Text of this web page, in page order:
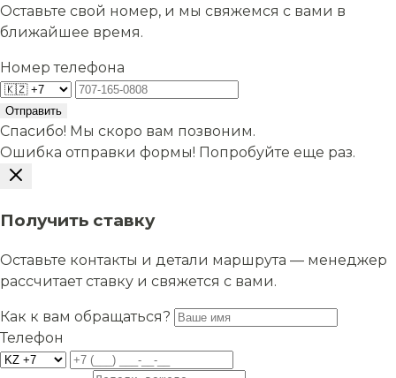
Оставьте свой номер, и мы свяжемся с вами в
ближайшее время.
Номер телефона
Отправить
Спасибо! Мы скоро вам позвоним.
Ошибка отправки формы! Попробуйте еще раз.
Получить ставку
Оставьте контакты и детали маршрута — менеджер
рассчитает ставку и свяжется с вами.
Как к вам обращаться?
Телефон